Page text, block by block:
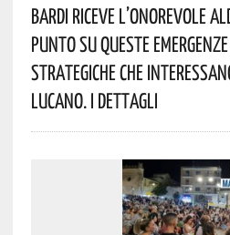
Bardi Riceve L’onorevole
Punto Su Queste
Strategiche Che
Lucano. I Dettagli